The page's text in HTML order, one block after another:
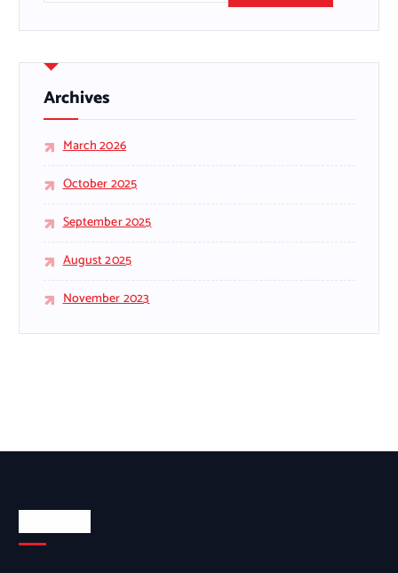
r
h
f
o
:
Archives
March 2026
October 2025
September 2025
August 2025
November 2023